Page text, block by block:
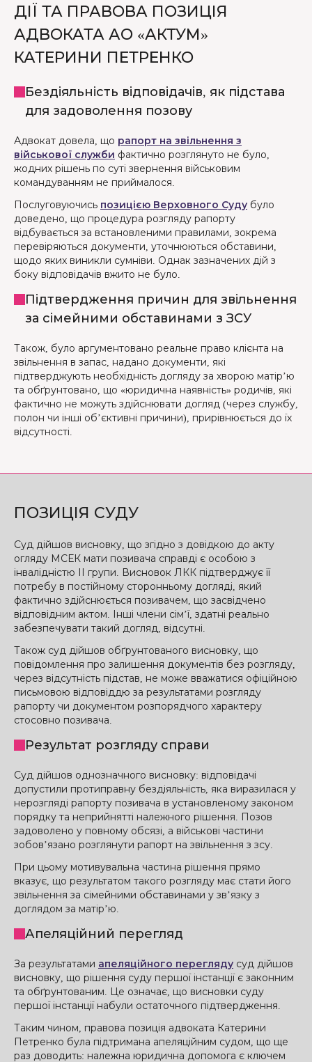
ДІЇ ТА ПРАВОВА ПОЗИЦІЯ
АДВОКАТА АО «АКТУМ»
КАТЕРИНИ ПЕТРЕНКО
Бездіяльність відповідачів, як підстава
для задоволення позову
Адвокат довела, що рапорт на звільнення з
військової служби фактично розглянуто не було,
жодних рішень по суті звернення військовим
командуванням не приймалося.
Послуговуючись позицією Верховного Суду було
доведено, що процедура розгляду рапорту
відбувається за встановленими правилами, зокрема
перевіряються документи, уточнюються обставини,
щодо яких виникли сумніви. Однак зазначених дій з
боку відповідачів вжито не було.
Підтвердження причин для звільнення
за сімейними обставинами з ЗСУ
Також, було аргументовано реальне право клієнта на
звільнення в запас, надано документи, які
підтверджують необхідність догляду за хворою матір’ю
та обґрунтовано, що «юридична наявність» родичів, які
фактично не можуть здійснювати догляд (через службу,
полон чи інші об’єктивні причини), прирівнюється до їх
відсутності.
ПОЗИЦІЯ СУДУ
Суд дійшов висновку, що згідно з довідкою до акту
огляду МСЕК мати позивача справді є особою з
інвалідністю ІІ групи. Висновок ЛКК підтверджує її
потребу в постійному сторонньому догляді, який
фактично здійснюється позивачем, що засвідчено
відповідним актом. Інші члени сім’ї, здатні реально
забезпечувати такий догляд, відсутні.
Також суд дійшов обґрунтованого висновку, що
повідомлення про залишення документів без розгляду,
через відсутність підстав, не може вважатися офіційною
письмовою відповіддю за результатами розгляду
рапорту чи документом розпорядчого характеру
стосовно позивача.
Результат розгляду справи
Суд дійшов однозначного висновку: відповідачі
допустили протиправну бездіяльність, яка виразилася у
нерозгляді рапорту позивача в установленому законом
порядку та неприйнятті належного рішення. Позов
задоволено у повному обсязі, а військові частини
зобов’язано розглянути рапорт на звільнення з зсу​.
При цьому мотивувальна частина рішення прямо
вказує, що результатом такого розгляду має стати його
звільнення за сімейними обставинами у зв’язку з
доглядом за матір’ю.
Апеляційний перегляд
За результатами апеляційного перегляду суд дійшов
висновку, що рішення суду першої інстанції є законним
та обґрунтованим. Це означає, що висновки суду
першої інстанції набули остаточного підтвердження.
Таким чином, правова позиція адвоката Катерини
Петренко була підтримана апеляційним судом, що ще
раз доводить: належна юридична допомога є ключем